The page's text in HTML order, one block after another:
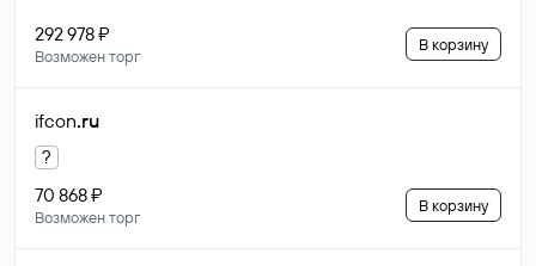
292 978 ₽
Возможен торг
В корзину
ifcon.ru
?
70 868 ₽
Возможен торг
В корзину